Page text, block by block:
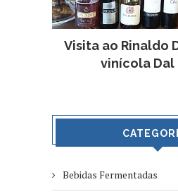
Visita ao Rinaldo
vinícola Dal
Bebidas Fermentadas